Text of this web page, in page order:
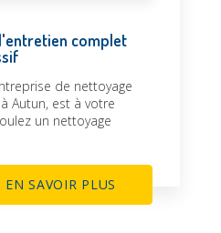
complet
de nettoyage
Autun, est à votre
un nettoyage
EN SAVOIR PLUS